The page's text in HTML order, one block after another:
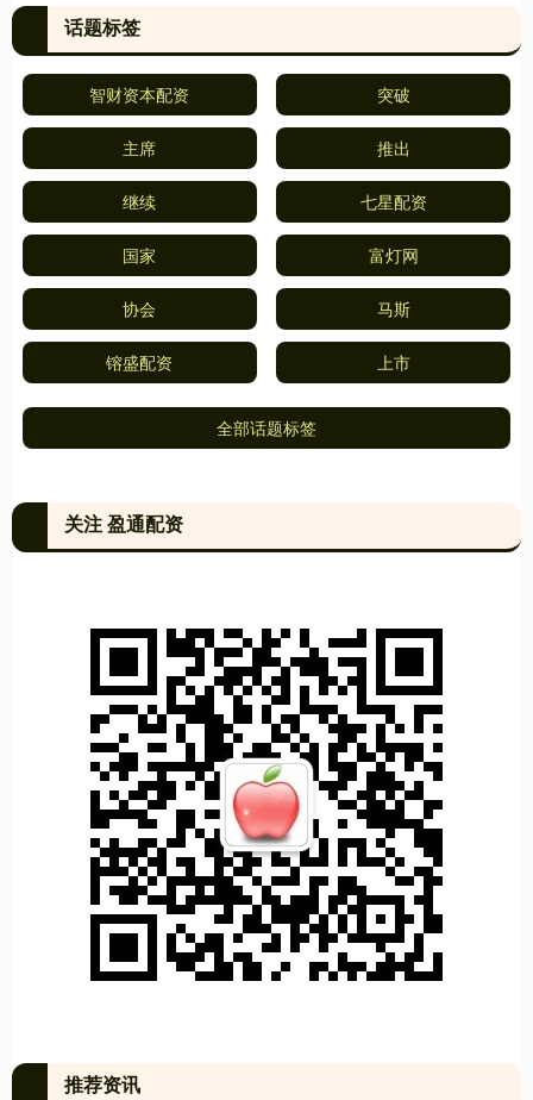
话题标签
智财资本配资 突破
主席 推出
继续 七星配资
国家 富灯网
协会 马斯
镕盛配资 上市
全部话题标签
关注 盈通配资
推荐资讯